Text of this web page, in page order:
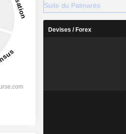
Suite du Palmarès
Devises / Forex